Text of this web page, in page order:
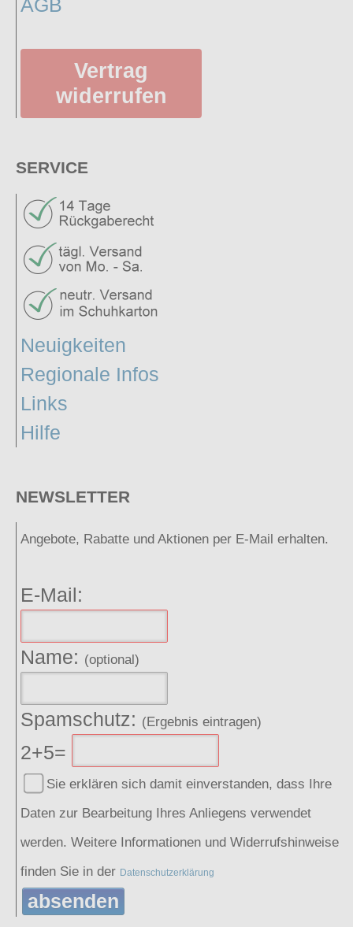
AGB
Vertrag
widerrufen
SERVICE
Neuigkeiten
Regionale Infos
Links
Hilfe
NEWSLETTER
Angebote, Rabatte und Aktionen per E-Mail erhalten.
E-Mail:
Name: (optional)
Spamschutz: (Ergebnis eintragen)
2+5=
Sie erklären sich damit einverstanden, dass Ihre
Daten zur Bearbeitung Ihres Anliegens verwendet
werden. Weitere Informationen und Widerrufshinweise
finden Sie in der Datenschutzerklärung
absenden